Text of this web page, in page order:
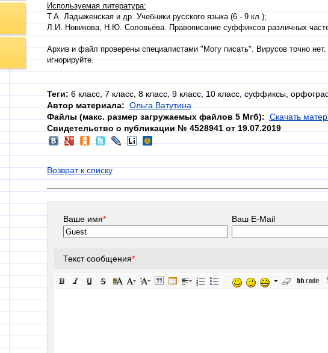
Используемая литература:
Т.А. Ладыженская и др. Учебники русского языка (6 - 9 кл.);
Л.И. Новикова, Н.Ю. Соловьёва. Правописание суффиксов различных
Архив и файл проверены специалистами "Могу писать". Вирусов точно
игнорируйте.
Теги:6 класс, 7 класс, 8 класс, 9 класс, 10 класс, суффиксы,
Автор материала: Ольга Ватутина
Файлы (макс. размер загружаемых файлов 5 Мгб): Скачать
Свидетельство о публикации № 4528941 от 19.07.2019
Возврат к списку
Ваше имя* Ваш E-Mail
Текст сообщения*